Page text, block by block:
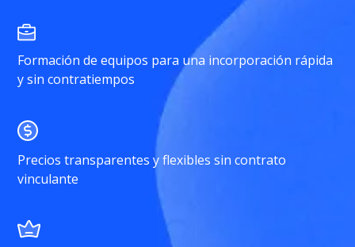
Formación de equipos para una incorporación rápida
y sin contratiempos
Precios transparentes y flexibles sin contrato
vinculante